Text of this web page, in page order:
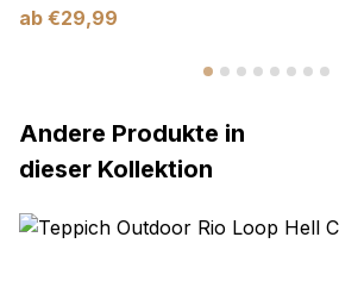
ab €29,99
Andere Produkte in
dieser Kollektion